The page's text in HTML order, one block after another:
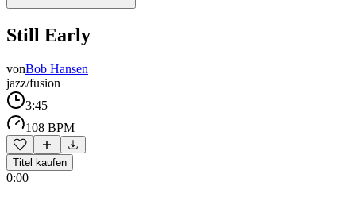
Still Early
vonBob Hansen
jazz/fusion
3:45
108 BPM
Titel kaufen
0:00